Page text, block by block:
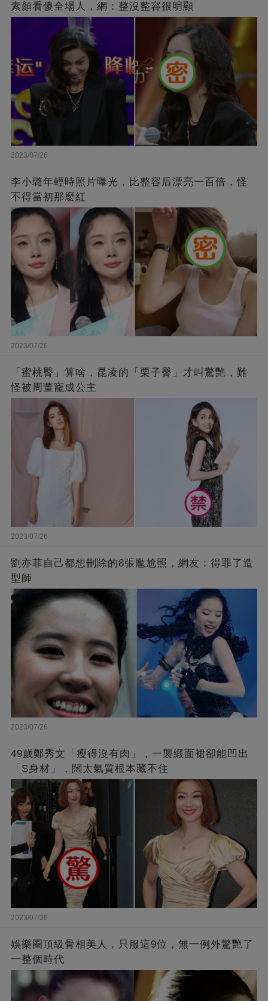
素顏看傻全場人，網：整沒整容很明顯
2023/07/26
李小璐年輕時照片曝光，比整容后漂亮一百倍，怪
不得當初那麼紅
2023/07/26
「蜜桃臀」算啥，昆凌的「栗子臀」才叫驚艷，難
怪被周董寵成公主
2023/07/26
劉亦菲自己都想刪除的8張尷尬照，網友：得罪了造
型師
2023/07/26
49歲鄭秀文「瘦得沒有肉」，一襲緞面裙卻能凹出
「S身材」，闊太氣質根本藏不住
2023/07/26
娛樂圈頂級骨相美人，只服這9位，無一例外驚艷了
一整個時代